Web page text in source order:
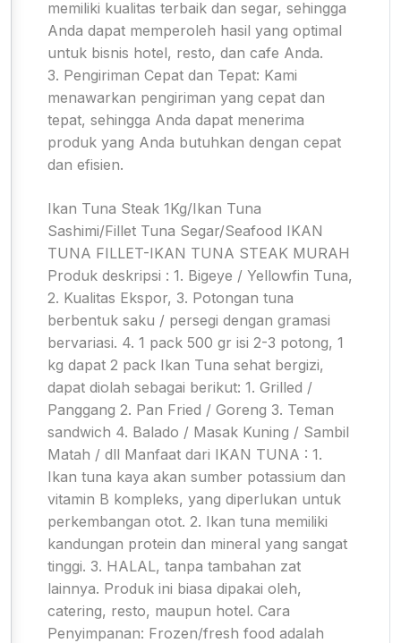
memiliki kualitas terbaik dan segar, sehingga
Anda dapat memperoleh hasil yang optimal
untuk bisnis hotel, resto, dan cafe Anda.
3. Pengiriman Cepat dan Tepat: Kami
menawarkan pengiriman yang cepat dan
tepat, sehingga Anda dapat menerima
produk yang Anda butuhkan dengan cepat
dan efisien.
Ikan Tuna Steak 1Kg/Ikan Tuna
Sashimi/Fillet Tuna Segar/Seafood IKAN
TUNA FILLET-IKAN TUNA STEAK MURAH
Produk deskripsi : 1. Bigeye / Yellowfin Tuna,
2. Kualitas Ekspor, 3. Potongan tuna
berbentuk saku / persegi dengan gramasi
bervariasi. 4. 1 pack 500 gr isi 2-3 potong, 1
kg dapat 2 pack Ikan Tuna sehat bergizi,
dapat diolah sebagai berikut: 1. Grilled /
Panggang 2. Pan Fried / Goreng 3. Teman
sandwich 4. Balado / Masak Kuning / Sambil
Matah / dll Manfaat dari IKAN TUNA : 1.
Ikan tuna kaya akan sumber potassium dan
vitamin B kompleks, yang diperlukan untuk
perkembangan otot. 2. Ikan tuna memiliki
kandungan protein dan mineral yang sangat
tinggi. 3. HALAL, tanpa tambahan zat
lainnya. Produk ini biasa dipakai oleh,
catering, resto, maupun hotel. Cara
Penyimpanan: Frozen/fresh food adalah